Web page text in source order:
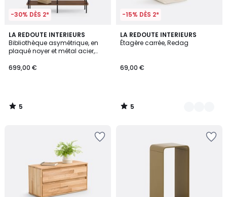
-30% DÈS 2*
LA REDOUTE INTERIEURS
Bibliothèque asymétrique, en
plaqué noyer et métal acier,
699,00 €
5
/
5
5
/
-15% DÈS 2*
LA REDOUTE INTERIEURS
Étagère carrée, Redag
69,00 €
5
/
2
Couleurs
5
/